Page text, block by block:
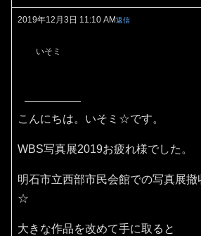
2019年12月3日 11:10 AM返信
いそミ
こんにちは。いそミ☆です。
WBS写真展2019お疲れ様でした。
明石市立西部市民会館での写真展
☆
大きな作品を改めて手に取ると